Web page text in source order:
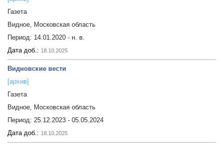
Газета
Видное, Московская область
Период: 14.01.2020 - н. в.
Дата доб.: 18.10.2025
Видновские вести
[архив]
Газета
Видное, Московская область
Период: 25.12.2023 - 05.05.2024
Дата доб.: 18.10.2025